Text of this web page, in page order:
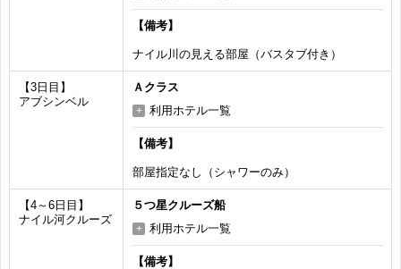
【備考】
ナイル川の見える部屋（バスタブ付き）
【3日目】
アブシンベル
Ａクラス
利用ホテル一覧
【備考】
部屋指定なし（シャワーのみ）
【4～6日目】
ナイル河クルーズ
５つ星クルーズ船
利用ホテル一覧
【備考】